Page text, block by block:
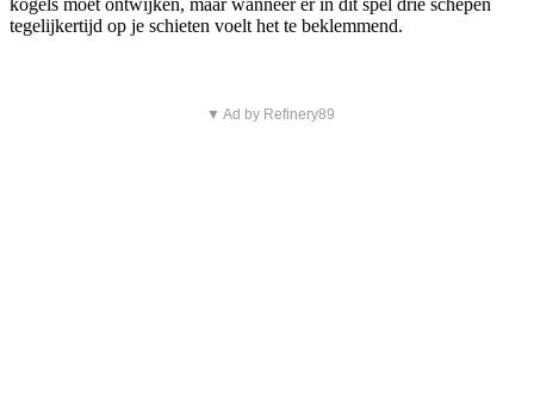
kogels moet ontwijken, maar wanneer er in dit spel drie schepen
tegelijkertijd op je schieten voelt het te beklemmend.
▼ Ad by Refinery89